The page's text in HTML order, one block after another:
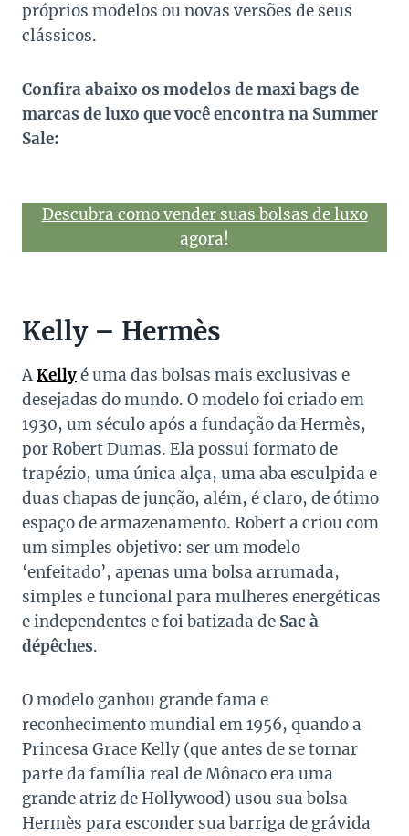
próprios modelos ou novas versões de seus
clássicos.
Confira abaixo os modelos de maxi bags de
marcas de luxo que você encontra na Summer
Sale:
Descubra como vender suas bolsas de luxo
agora!
Kelly – Hermès
AKellyé uma das bolsas mais exclusivas e
desejadas do mundo. O modelo foi criado em
1930, um século após a fundação da Hermès,
por Robert Dumas. Ela possui formato de
trapézio, uma única alça, uma aba esculpida e
duas chapas de junção, além, é claro, de ótimo
espaço de armazenamento. Robert a criou com
um simples objetivo: ser um modelo
‘enfeitado’, apenas uma bolsa arrumada,
simples e funcional para mulheres energéticas
e independentes e foi batizada de Sac à
dépêches.
O modelo ganhou grande fama e
reconhecimento mundial em 1956, quando a
Princesa Grace Kelly (que antes de se tornar
parte da família real de Mônaco era uma
grande atriz de Hollywood) usou sua bolsa
Hermès para esconder sua barriga de grávida